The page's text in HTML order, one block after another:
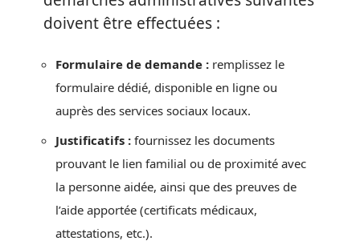
doivent être effectuées :
Formulaire de demande : remplissez le
formulaire dédié, disponible en ligne ou
auprès des services sociaux locaux.
Justificatifs : fournissez les documents
prouvant le lien familial ou de proximité avec
la personne aidée, ainsi que des preuves de
l’aide apportée (certificats médicaux,
attestations, etc.).